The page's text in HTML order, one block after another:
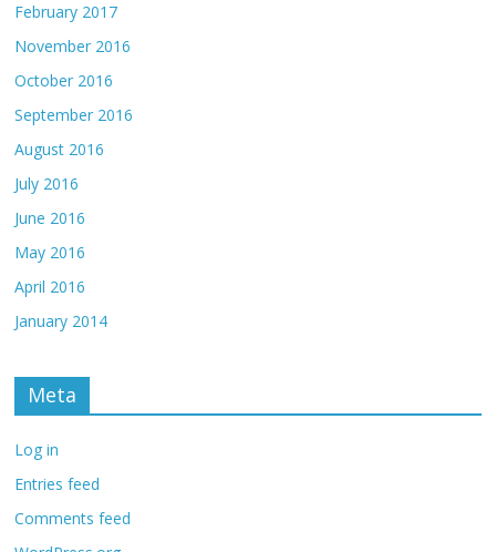
February 2017
November 2016
October 2016
September 2016
August 2016
July 2016
June 2016
May 2016
April 2016
January 2014
Meta
Log in
Entries feed
Comments feed